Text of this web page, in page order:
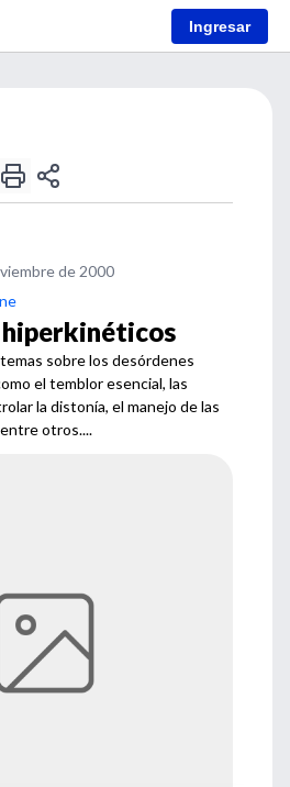
Ingresar
de 2000
hiperkinéticos
sobre los desórdenes
el temblor esencial, las
la distonía, el manejo de las
otros....